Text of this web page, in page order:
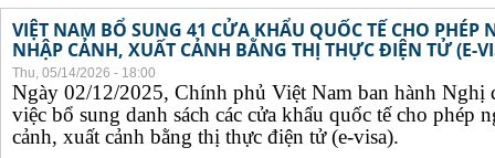
VIỆT NAM BỔ SUNG 41 CỬA KHẨU QUỐC TẾ CHO
NHẬP CẢNH, XUẤT CẢNH BẰNG THỊ THỰC ĐIỆN TỬ (E-
Thu, 05/14/2026 - 18:00
Ngày 02/12/2025, Chính phủ Việt Nam ban hành Nghị
việc bổ sung danh sách các cửa khẩu quốc tế cho phép
cảnh, xuất cảnh bằng thị thực điện tử (e-visa).